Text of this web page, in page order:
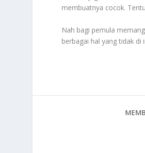
membuatnya cocok.
Nah bagi pemula
berbagai hal yang tidak